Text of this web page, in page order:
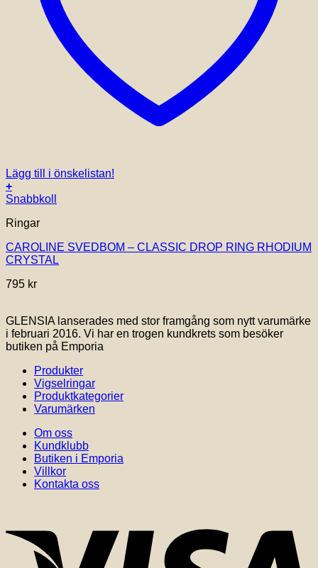
Lägg till i önskelistan!
+
Snabbkoll
Ringar
CAROLINE SVEDBOM – CLASSIC DROP RING RHODIUM
CRYSTAL
795 kr
GLENSIA lanserades med stor framgång som nytt varumärke
i februari 2016. Vi har en trogen kundkrets som besöker
butiken på Emporia
Produkter
Vigselringar
Produktkategorier
Varumärken
Om oss
Kundklubb
Butiken i Emporia
Villkor
Kontakta oss